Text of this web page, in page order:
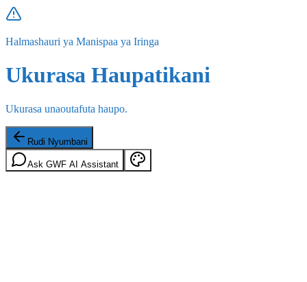
Halmashauri ya Manispaa ya Iringa
Ukurasa Haupatikani
Ukurasa unaoutafuta haupo.
Rudi Nyumbani
Ask GWF AI Assistant